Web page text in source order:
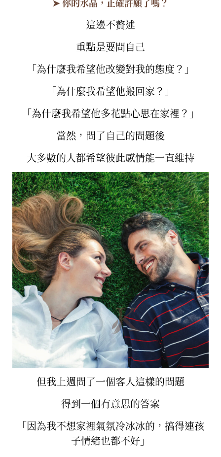
➤ 你的水晶，正確許願了嗎？
這邊不贅述
重點是要問自己
「為什麼我希望他改變對我的態度？」
「為什麼我希望他搬回家？」
「為什麼我希望他多花點心思在家裡？」
當然，問了自己的問題後
大多數的人都希望彼此感情能一直維持
但我上週問了一個客人這樣的問題
得到一個有意思的答案
「因為我不想家裡氣氛冷冰冰的，搞得連孩
子情緒也都不好」